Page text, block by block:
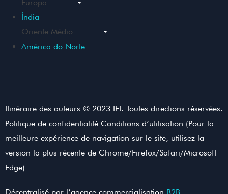
Europa
Índia
Oriente Médio
América do Norte
Itinéraire des auteurs © 2023 IEI. Toutes directions réservées.
Politique de confidentialité Conditions d’utilisation (Pour la
meilleure expérience de navigation sur le site, utilisez la
version la plus récente de Chrome/Firefox/Safari/Microsoft
Edge)